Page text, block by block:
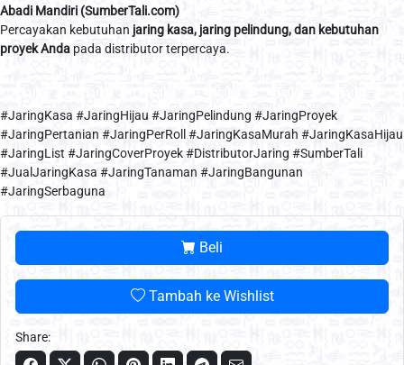
Abadi Mandiri (SumberTali.com)
Percayakan kebutuhan jaring kasa, jaring pelindung, dan kebutuhan
proyek Anda pada distributor terpercaya.
#JaringKasa #JaringHijau #JaringPelindung #JaringProyek
#JaringPertanian #JaringPerRoll #JaringKasaMurah #JaringKasaHijau
#JaringList #JaringCoverProyek #DistributorJaring #SumberTali
#JualJaringKasa #JaringTanaman #JaringBangunan
#JaringSerbaguna
Beli
Tambah ke Wishlist
Share: